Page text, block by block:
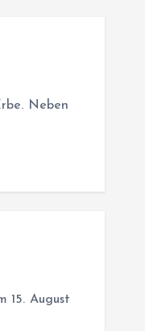
Neben
15. August